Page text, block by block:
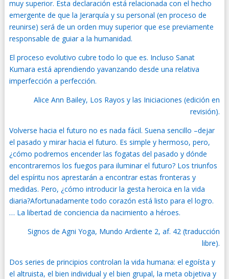
muy superior. Esta declaración está relacionada con el hecho
emergente de que la Jerarquía y su personal (en proceso de
reunirse) será de un orden muy superior que ese previamente
responsable de guiar a la humanidad.
El proceso evolutivo cubre todo lo que es. Incluso Sanat
Kumara está aprendiendo yavanzando desde una relativa
imperfección a perfección.
Alice Ann Bailey, Los Rayos y las Iniciaciones (edición en
revisión).
Volverse hacia el futuro no es nada fácil. Suena sencillo –dejar
el pasado y mirar hacia el futuro. Es simple y hermoso, pero,
¿cómo podremos encender las fogatas del pasado y dónde
encontraremos los fuegos para iluminar el futuro? Los triunfos
del espíritu nos aprestarán a encontrar estas fronteras y
medidas. Pero, ¿cómo introducir la gesta heroica en la vida
diaria?Afortunadamente todo corazón está listo para el logro.
… La libertad de conciencia da nacimiento a héroes.
Signos de Agni Yoga, Mundo Ardiente 2, af. 42 (traducción
libre).
Dos series de principios controlan la vida humana: el egoísta y
el altruista, el bien individual y el bien grupal, la meta objetiva y